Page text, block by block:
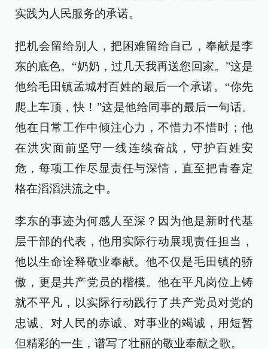
实践为人民服务的承诺。
把机会留给别人，把困难留给自己，奉献是李
东的底色。“奶奶，过几天我再送您回家。”这是
他给毛田镇孟城村百姓的最后一个承诺。“你先
爬上车顶，快！”这是他给同事的最后一句话。
他在日常工作中倾注心力，不惜力不惜时；他
在洪灾面前坚守一线连续奋战，守护百姓安
危，每项工作尽显责任与深情，直至把青春定
格在滔滔洪流之中。
李东的事迹为何感人至深？因为他是新时代基
层干部的代表，他用实际行动展现责任担当，
他以生命诠释敬业奉献。他不仅是毛田镇的骄
傲，更是共产党员的楷模。他在平凡岗位上铸
就不平凡，以实际行动践行了共产党员对党的
忠诚、对人民的赤诚、对事业的竭诚，用短暂
但精彩的一生，谱写了壮丽的敬业奉献之歌。